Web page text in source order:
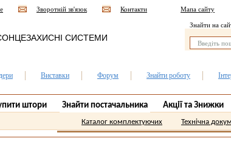
Зворотній зв'язок Контакти Мапа сайту
Знайти на
СИСТЕМИ
Виставки Форум Знайти роботу
штори Знайти постачальника Акції та Знижки
Каталог комплектуючих Технічна